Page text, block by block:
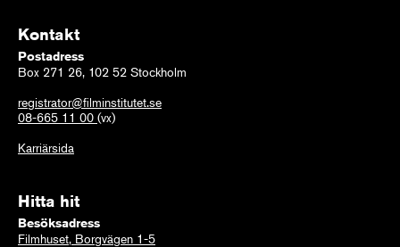
Kontakt
Postadress
Box 271 26, 102 52 Stockholm
registrator@filminstitutet.se
08-665 11 00 (vx)
Karriärsida
Hitta hit
Besöksadress
Filmhuset, Borgvägen 1-5